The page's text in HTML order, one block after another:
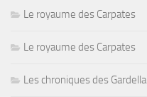
Le royaume des Carpates
Le royaume des Carpates
Les chroniques des Gardella